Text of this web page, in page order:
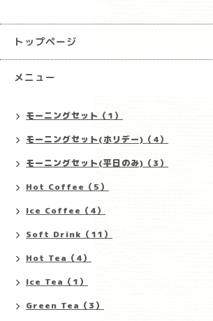
トップページ
メニュー
モーニングセット（1）
モーニングセット(ホリデー)（4）
モーニングセット(平日のみ)（3）
Hot Coffee（5）
Ice Coffee（4）
Soft Drink（11）
Hot Tea（4）
Ice Tea（1）
Green Tea（3）